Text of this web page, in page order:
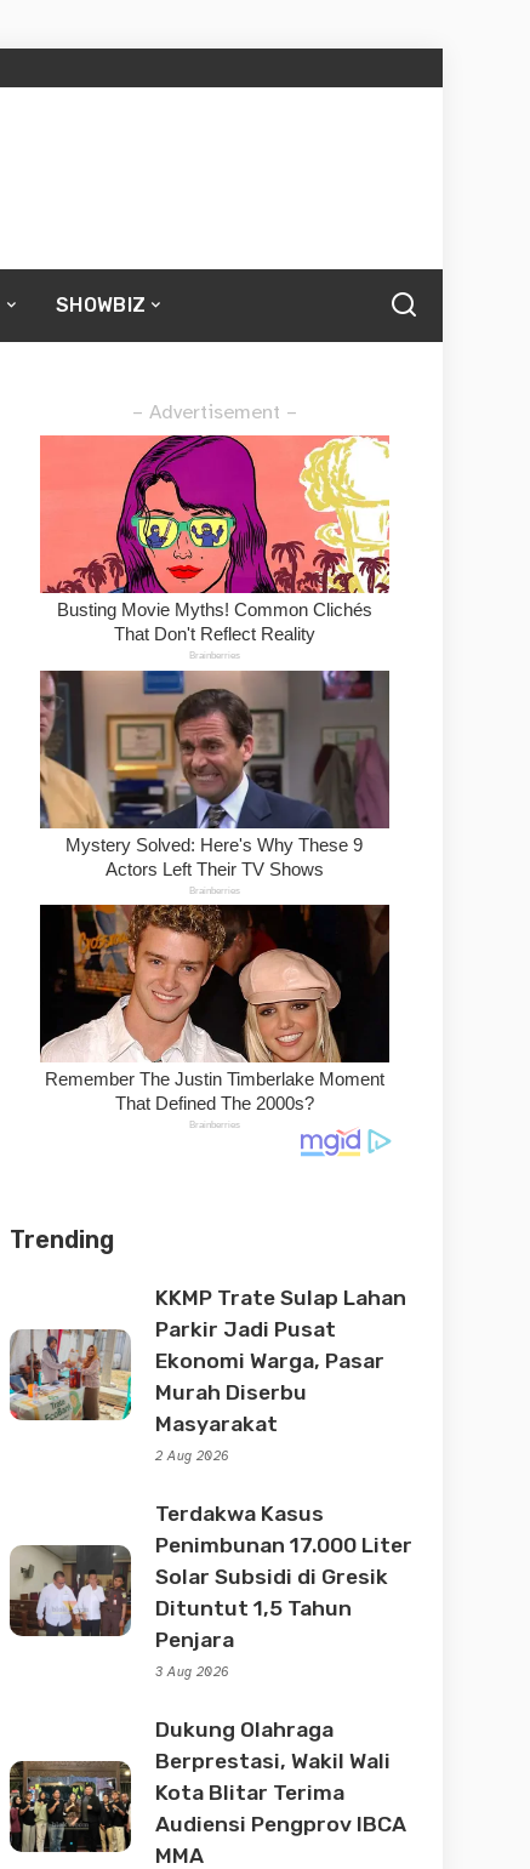
SHOWBIZ
– Advertisement –
Trending
KKMP Trate Sulap Lahan
Parkir Jadi Pusat
Ekonomi Warga, Pasar
Murah Diserbu
Masyarakat
2 Aug 2026
Terdakwa Kasus
Penimbunan 17.000 Liter
Solar Subsidi di Gresik
Dituntut 1,5 Tahun
Penjara
3 Aug 2026
Dukung Olahraga
Berprestasi, Wakil Wali
Kota Blitar Terima
Audiensi Pengprov IBCA
MMA